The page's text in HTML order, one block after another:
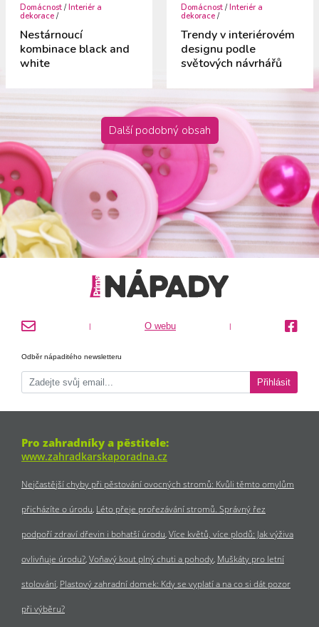
Domácnost /Interiér a
dekorace /
Nestárnoucí
kombinace black and
white
Domácnost /Interiér a
dekorace /
Trendy v interiérovém
designu podle
světových návrhářů
Další podobný obsah
| O webu |
Odběr nápaditého newsletteru
Přihlásit
Pro zahradníky a pěstitele:
www.zahradkarskaporadna.cz
Nejčastější chyby při pěstování ovocných stromů: Kvůli těmto omylům
přicházíte o úrodu Léto přeje prořezávání stromů. Správný řez
podpoří zdraví dřevin i bohatší úrodu Více květů, více plodů: Jak výživa
ovlivňuje úrodu? Voňavý kout plný chuti a pohody Muškáty pro letní
stolování Plastový zahradní domek: Kdy se vyplatí a na co si dát pozor
při výběru?